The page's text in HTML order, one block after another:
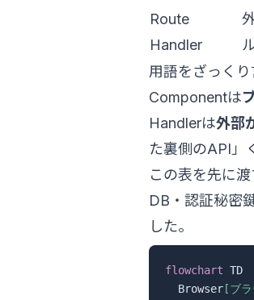
Route
Handler
用語をざっく
Componentは
Handlerは外部
た裏側のAPI」
この表を先に
DB・認証秘密
した。
flowchart TD
  Browser
[ブ